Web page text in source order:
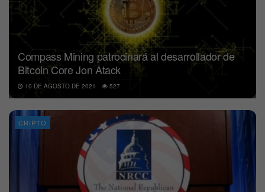
Compass Mining patrocinará al desarrollador de
Bitcoin Core Jon Atack
10 DE AGOSTO DE 2021 527
CRIPTO